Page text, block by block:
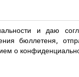
и даю
бюллетеня,
о